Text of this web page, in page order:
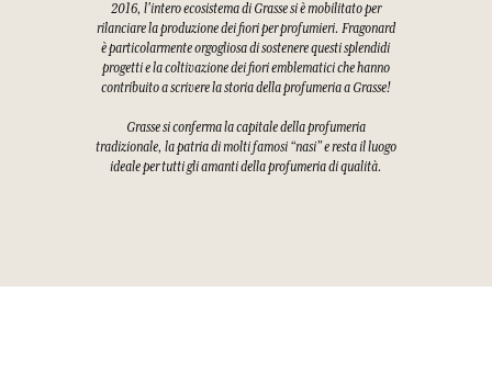
2016, l'intero ecosistema di Grasse si è mobilitato per
rilanciare la produzione dei fiori per profumieri. Fragonard
è particolarmente orgogliosa di sostenere questi splendidi
progetti e la coltivazione dei fiori emblematici che hanno
contribuito a scrivere la storia della profumeria a Grasse!
Grasse si conferma la capitale della profumeria
tradizionale, la patria di molti famosi “nasi” e resta il luogo
ideale per tutti gli amanti della profumeria di qualità.